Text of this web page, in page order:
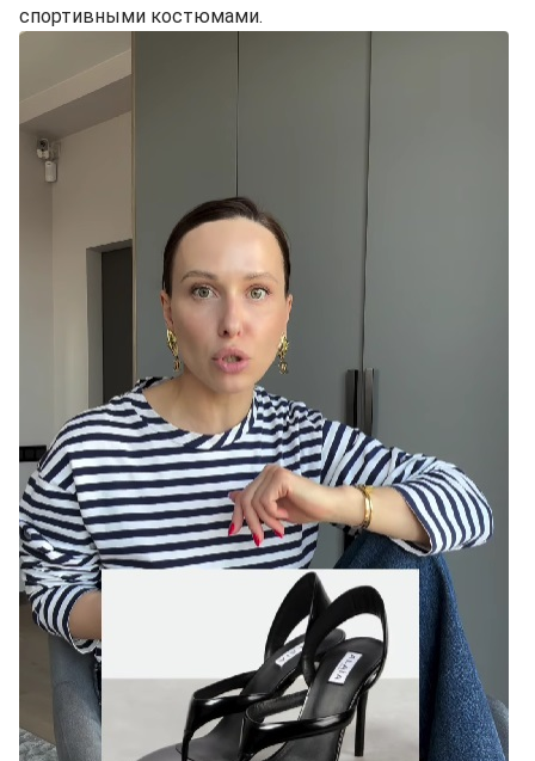
спортивными костюмами.